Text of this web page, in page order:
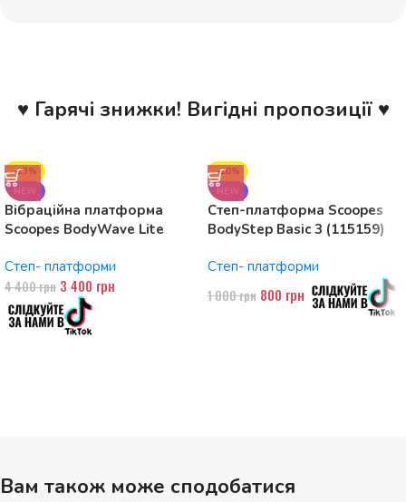
♥ Гарячі знижки! Вигідні пропозиції ♥
-23%
NEW
Вібраційна платформа
Scoopes BodyWave Lite
Степ- платформи
4 400грн 3 400 грн
-20%
NEW
Степ-платформа Scoopes
BodyStep Basic 3 (115159)
рівні
Степ- платформи
1 000грн 800 грн
Вам також може сподобатися